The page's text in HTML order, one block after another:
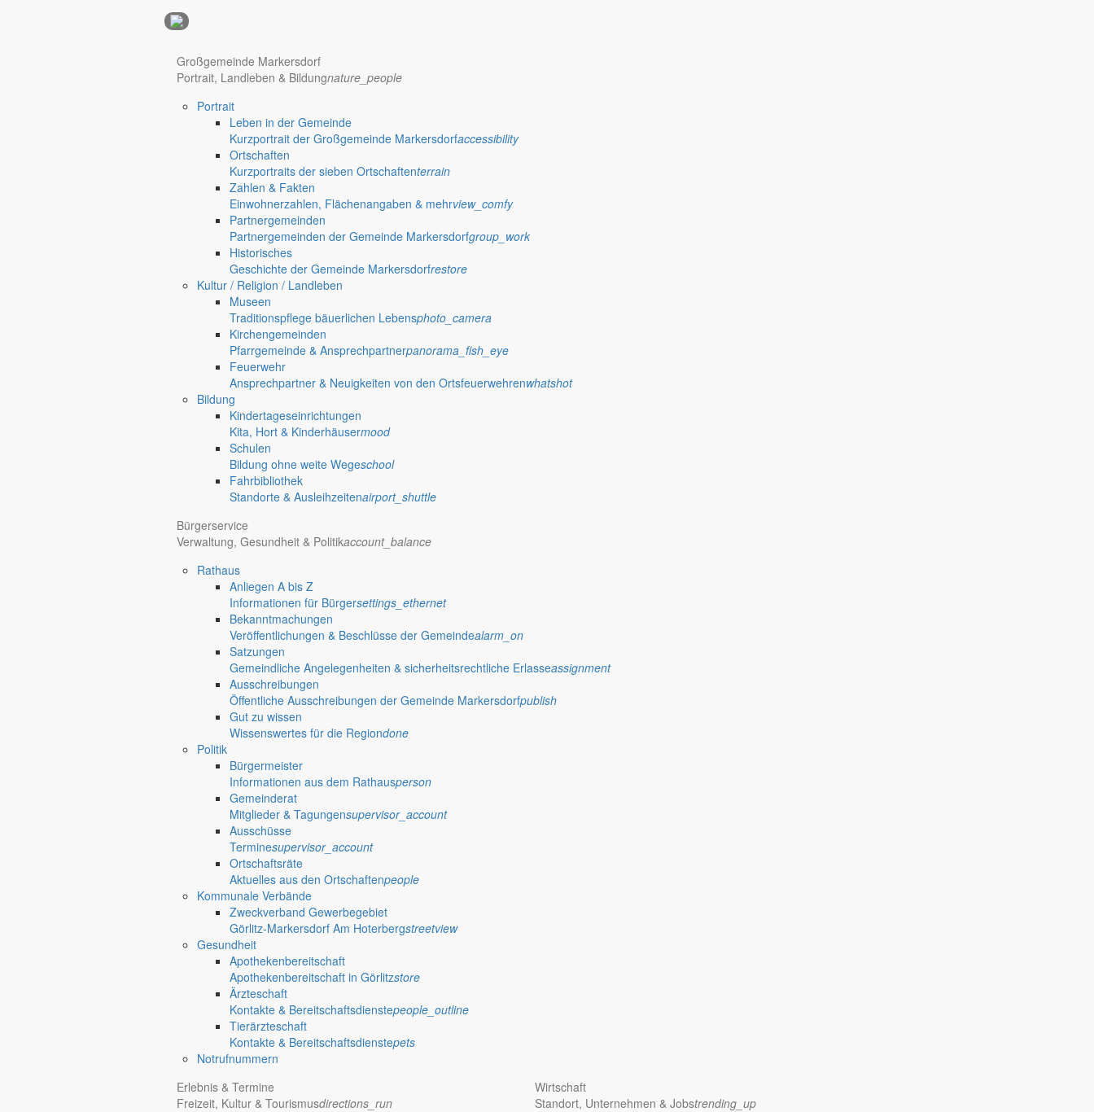
Hotel Nürnberg
Regional werben auf markersdorf.de! anzeigen@gemeinde-markersdorf.de
Großgemeinde Markersdorf
Portrait, Landleben & Bildungnature_people
Portrait
Leben in der Gemeinde
Kurzportrait der Großgemeinde Markersdorfaccessibility
Ortschaften
Kurzportraits der sieben Ortschaftenterrain
Zahlen & Fakten
Einwohnerzahlen, Flächenangaben & mehrview_comfy
Partnergemeinden
Partnergemeinden der Gemeinde Markersdorfgroup_work
Historisches
Geschichte der Gemeinde Markersdorfrestore
Kultur / Religion / Landleben
Museen
Traditionspflege bäuerlichen Lebensphoto_camera
Kirchengemeinden
Pfarrgemeinde & Ansprechpartnerpanorama_fish_eye
Feuerwehr
Ansprechpartner & Neuigkeiten von den Ortsfeuerwehrenwhatshot
Bildung
Kindertageseinrichtungen
Kita, Hort & Kinderhäusermood
Schulen
Bildung ohne weite Wegeschool
Fahrbibliothek
Standorte & Ausleihzeitenairport_shuttle
Bürgerservice
Verwaltung, Gesundheit & Politikaccount_balance
Rathaus
Anliegen A bis Z
Informationen für Bürgersettings_ethernet
Bekanntmachungen
Veröffentlichungen & Beschlüsse der Gemeindealarm_on
Satzungen
Gemeindliche Angelegenheiten & sicherheitsrechtliche Erlasseassignment
Ausschreibungen
Öffentliche Ausschreibungen der Gemeinde Markersdorfpublish
Gut zu wissen
Wissenswertes für die Regiondone
Politik
Bürgermeister
Informationen aus dem Rathausperson
Gemeinderat
Mitglieder & Tagungensupervisor_account
Ausschüsse
Terminesupervisor_account
Ortschaftsräte
Aktuelles aus den Ortschaftenpeople
Kommunale Verbände
Zweckverband Gewerbegebiet
Görlitz-Markersdorf Am Hoterbergstreetview
Gesundheit
Apothekenbereitschaft
Apothekenbereitschaft in Görlitzstore
Ärzteschaft
Kontakte & Bereitschaftsdienstepeople_outline
Tierärzteschaft
Kontakte & Bereitschaftsdienstepets
Notrufnummern
Erlebnis & Termine
Freizeit, Kultur & Tourismusdirections_run
Wirtschaft
Standort, Unternehmen & Jobstrending_up
Deutsch-Paulsdorf